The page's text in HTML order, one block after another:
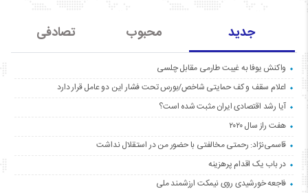
جدید محبوب تصادفی
واکنش یوفا به غیبت طارمی مقابل چلسی
اعلام سقف و کف حمایتی شاخص/بورس تحت فشار این دو عامل قرار دارد
آیا رشد اقتصادی ایران مثبت شده است؟
هفت راز سال ۲۰۲۰
قاسمی‌نژاد: رحمتی مخالفتی با حضور من در استقلال نداشت
در باب یک اقدام پرهزینه
فاجعه خورشیدی روی نیمکت ارزشمند ملی